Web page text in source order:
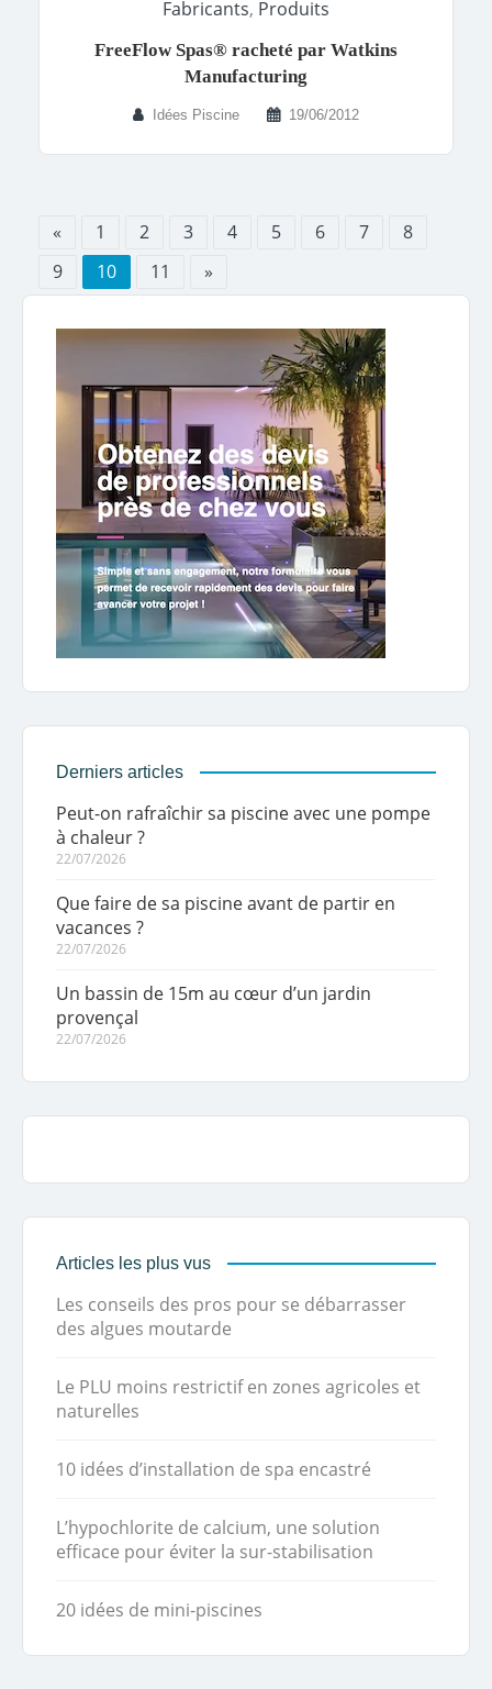
Fabricants, Produits
FreeFlow Spas® racheté par Watkins
Manufacturing
Idées Piscine 19/06/2012
« 1 2 3 4 5 6 7
8
9
10 11 »
Derniers articles
Peut-on rafraîchir sa piscine avec une pompe
à chaleur ?
22/07/2026
Que faire de sa piscine avant de partir en
vacances ?
22/07/2026
Un bassin de 15m au cœur d’un jardin
provençal
22/07/2026
Articles les plus vus
Les conseils des pros pour se débarrasser
des algues moutarde
Le PLU moins restrictif en zones agricoles et
naturelles
10 idées d’installation de spa encastré
L’hypochlorite de calcium, une solution
efficace pour éviter la sur-stabilisation
20 idées de mini-piscines